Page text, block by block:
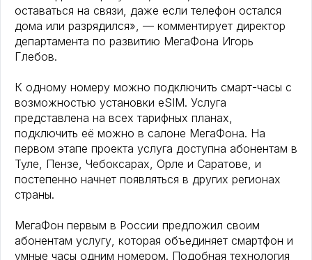
оставаться на связи, даже если телефон остался
дома или разрядился», — комментирует директор
департамента по развитию МегаФона Игорь
Глебов.
К одному номеру можно подключить смарт-часы с
возможностью установки eSIM. Услуга
представлена на всех тарифных планах,
подключить её можно в салоне МегаФона. На
первом этапе проекта услуга доступна абонентам в
Туле, Пензе, Чебоксарах, Орле и Саратове, и
постепенно начнет появляться в других регионах
страны.
МегаФон первым в России предложил своим
абонентам услугу, которая объединяет смартфон и
умные часы одним номером. Подобная технология